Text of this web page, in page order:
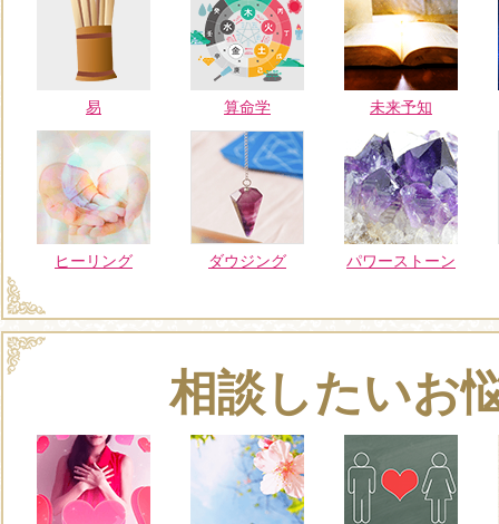
易 算命学 未来予知
ヒーリング ダウジング パワーストーン
相談したいお